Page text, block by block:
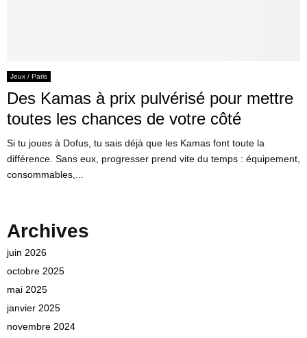
Jeux / Paris
Des Kamas à prix pulvérisé pour mettre
toutes les chances de votre côté
Si tu joues à Dofus, tu sais déjà que les Kamas font toute la
différence. Sans eux, progresser prend vite du temps : équipement,
consommables,...
Archives
juin 2026
octobre 2025
mai 2025
janvier 2025
novembre 2024